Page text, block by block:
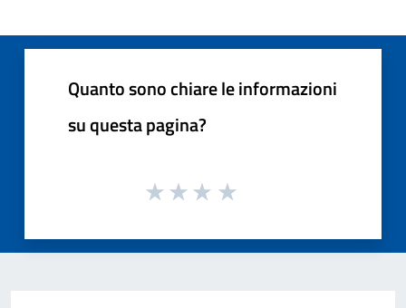
Quanto sono chiare le informazioni
su questa pagina?